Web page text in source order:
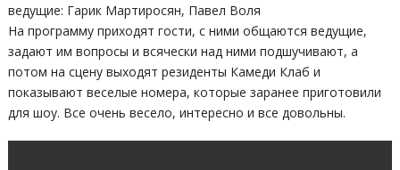
ведущие: Гарик Мартиросян, Павел Воля
На программу приходят гости, с ними общаются ведущие,
задают им вопросы и всячески над ними подшучивают, а
потом на сцену выходят резиденты Камеди Клаб и
показывают веселые номера, которые заранее приготовили
для шоу. Все очень весело, интересно и все довольны.